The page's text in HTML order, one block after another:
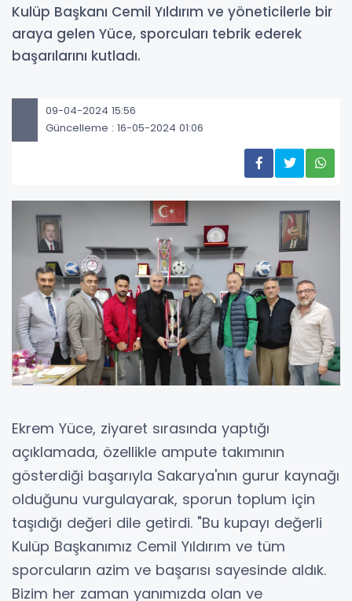
Kulüp Başkanı Cemil Yıldırım ve yöneticilerle bir
araya gelen Yüce, sporcuları tebrik ederek
başarılarını kutladı.
09-04-2024 15:56
Güncelleme : 16-05-2024 01:06
Ekrem Yüce, ziyaret sırasında yaptığı
açıklamada, özellikle ampute takımının
gösterdiği başarıyla Sakarya'nın gurur kaynağı
olduğunu vurgulayarak, sporun toplum için
taşıdığı değeri dile getirdi. "Bu kupayı değerli
Kulüp Başkanımız Cemil Yıldırım ve tüm
sporcuların azim ve başarısı sayesinde aldık.
Bizim her zaman yanımızda olan ve